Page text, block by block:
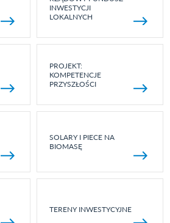
INWESTYCJI
LOKALNYCH
PROJEKT:
KOMPETENCJE
PRZYSZŁOŚCI
SOLARY I PIECE NA
BIOMASĘ
TERENY INWESTYCYJNE